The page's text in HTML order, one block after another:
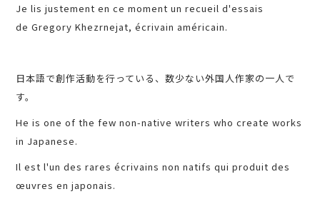
Je lis justement en ce moment un recueil d'essais
de Gregory Khezrnejat, écrivain américain.
日本語で創作活動を行っている、数少ない外国人作家の一人で
す。
He is one of the few non-native writers who create works
in Japanese.
Il est l'un des rares écrivains non natifs qui produit des
œuvres en japonais.